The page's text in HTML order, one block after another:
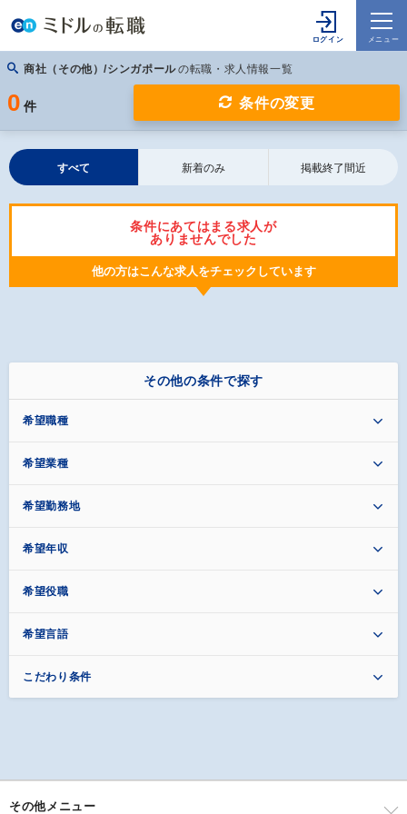
商社（その他）/シンガポールの転職・求人情報一覧
0 件 条件の変更
すべて 新着のみ 掲載終了間近
条件にあてはまる求人が
ありませんでした
他の方はこんな求人をチェックしています
その他の条件で探す
希望職種
希望業種
希望勤務地
希望年収
希望役職
希望言語
こだわり条件
その他メニュー